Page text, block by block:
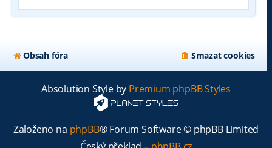
Obsah fóra Smazat cookies
Absolution Style by Premium phpBB Styles
Založeno na phpBB® Forum Software © phpBB Limited